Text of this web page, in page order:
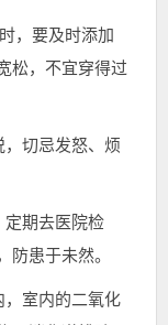
，要及时添加
松，不宜穿得过
切忌发怒、烦
期去医院检
患于未然。
室内的二氧化